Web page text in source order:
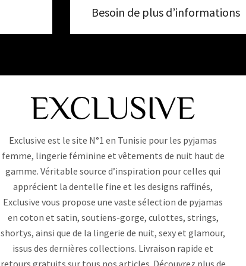
Besoin de plus d’informations
Exclusive est le site N°1 en Tunisie pour les pyjamas
femme, lingerie féminine et vêtements de nuit haut de
gamme. Véritable source d’inspiration pour celles qui
apprécient la dentelle fine et les designs raffinés,
Exclusive vous propose une vaste sélection de pyjamas
en coton et satin, soutiens-gorge, culottes, strings,
shortys, ainsi que de la lingerie de nuit, sexy et glamour,
issus des dernières collections. Livraison rapide et